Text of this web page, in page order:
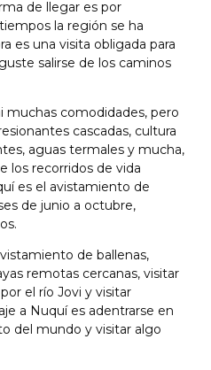
de llegar es por
la región se ha
es una visita obligada para
salirse de los caminos
muchas comodidades, pero
cascadas, cultura
aguas termales y mucha,
los recorridos de vida
es el avistamiento de
de junio a octubre,
de ballenas,
remotas cercanas, visitar
el río Jovi y visitar
a Nuquí es adentrarse en
del mundo y visitar algo